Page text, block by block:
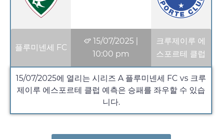
플루미넨세 FC
15/07/2025|
10:00 pm
크루제이루 에
스포르테 클럽
15/07/2025에 열리는 시리즈 A 플루미넨세 FC vs 크루
제이루 에스포르테 클럽 예측은 승패를 좌우할 수 있습
니다.